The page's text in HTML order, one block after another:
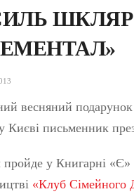
ШКЛЯР
весняний подарунок
Києві письменник
пройде у Книгарні
«Клуб Сімейного